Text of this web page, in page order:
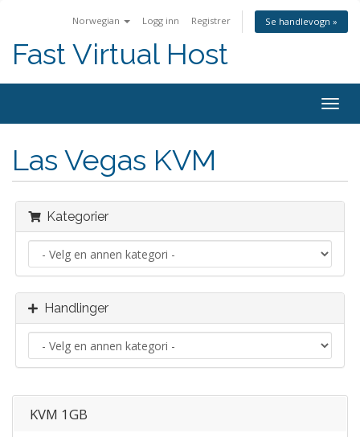
Norwegian Logg inn Registrer Se handlevogn »
Fast Virtual Host
Bytt
Las Vegas KVM
Kategorier
Handlinger
KVM 1GB